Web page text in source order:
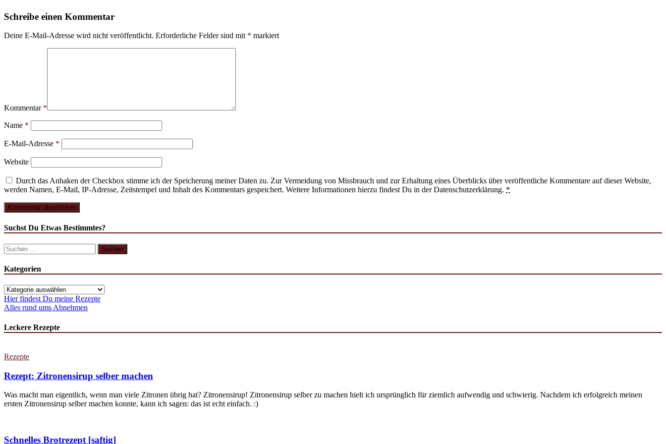
Schreibe einen Kommentar
Deine E-Mail-Adresse wird nicht veröffentlicht. Erforderliche Felder sind mit * markiert
Kommentar *
Name *
E-Mail-Adresse *
Website
Durch das Anhaken der Checkbox stimme ich der Speicherung meiner Daten zu. Zur Vermeidung von Missbrauch und zur Erhaltung eines Überblicks über veröffentliche Kommentare auf dieser Website,
werden Namen, E-Mail, IP-Adresse, Zeitstempel und Inhalt des Kommentars gespeichert. Weitere Informationen hierzu findest Du in der Datenschutzerklärung. *
Suchst Du Etwas Bestimmtes?
Suchen
nach:
Kategorien
Kategorien
Hier findest Du meine Rezepte
Alles rund ums Abnehmen
Leckere Rezepte
Rezepte
Rezept: Zitronensirup selber machen
Was macht man eigentlich, wenn man viele Zitronen übrig hat? Zitronensirup! Zitronensirup selber zu machen hielt ich ursprünglich für ziemlich aufwendig und schwierig. Nachdem ich erfolgreich meinen
ersten Zitronensirup selber machen konnte, kann ich sagen: das ist echt einfach. :)
Schnelles Brotrezept [saftig]